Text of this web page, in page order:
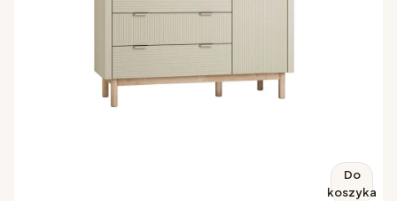
Do
koszyka